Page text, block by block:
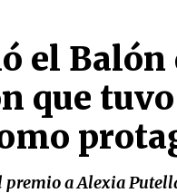
el Balón
que
premio a Alexia